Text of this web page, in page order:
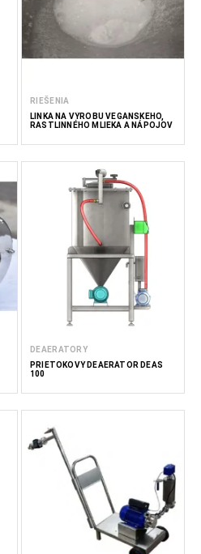
RIEŠENIA
LINKA NA VÝROBU VEGÁNSKEHO,
RASTLINNÉHO MLIEKA A NÁPOJOV
DEAERATORY
PRIETOKOVÝ DEAERÁTOR DEAS
100